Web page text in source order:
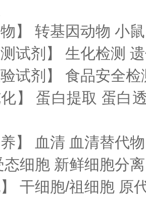
物】 转基因动物 小
测试剂】 生化检测
验试剂】 食品安全
化】 蛋白提取 蛋白
养】 血清 血清替代
态细胞 新鲜细胞分离
】 干细胞/祖细胞 原